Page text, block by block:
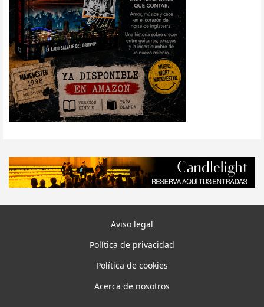
Aviso legal
Política de privacidad
Política de cookies
Acerca de nosotros